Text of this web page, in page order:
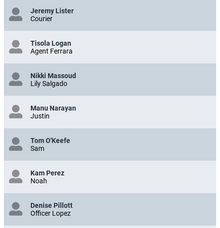
Jeremy Lister
Courier
Tisola Logan
Agent Ferrara
Nikki Massoud
Lily Salgado
Manu Narayan
Justin
Tom O'Keefe
Sam
Kam Perez
Noah
Denise Pillott
Officer Lopez